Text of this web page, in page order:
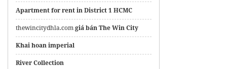
Dự ánImperia Cần GiờMIK
hồ gươm xanh
Dự ánDự án Lumiere Nguyễn Trãi
Coastal Quảng Ngãi
Apartment for rent in District 1 HCMC
thewincitydhla.comgiá bán The Win City
Khai hoan imperial
River Collection